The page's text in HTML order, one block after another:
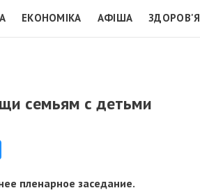
ЕКОНОМІКА АФІША ЗДОРОВ'Я
семьям с детьми
пленарное заседание.